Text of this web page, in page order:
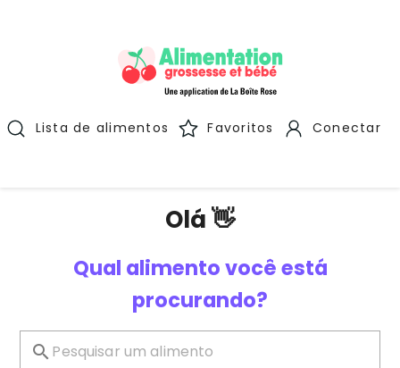
Lista de alimentos Favoritos Conectar
Olá 👋
Qual alimento você está
procurando?